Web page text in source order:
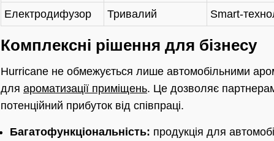
Електродифузор Тривалий Smart-
Комплексні рішення для бізнесу
Hurricane не обмежується лише автомобільними
для ароматизації приміщень. Це дозволяє
потенційний прибуток від співпраці.
Багатофункціональність: продукція для